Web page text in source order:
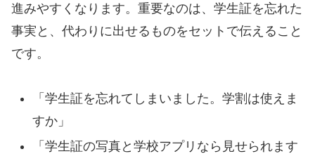
進みやすくなります。重要なのは、学生証を忘れた
事実と、代わりに出せるものをセットで伝えること
です。
「学生証を忘れてしまいました。学割は使えま
すか」
「学生証の写真と学校アプリなら見せられます